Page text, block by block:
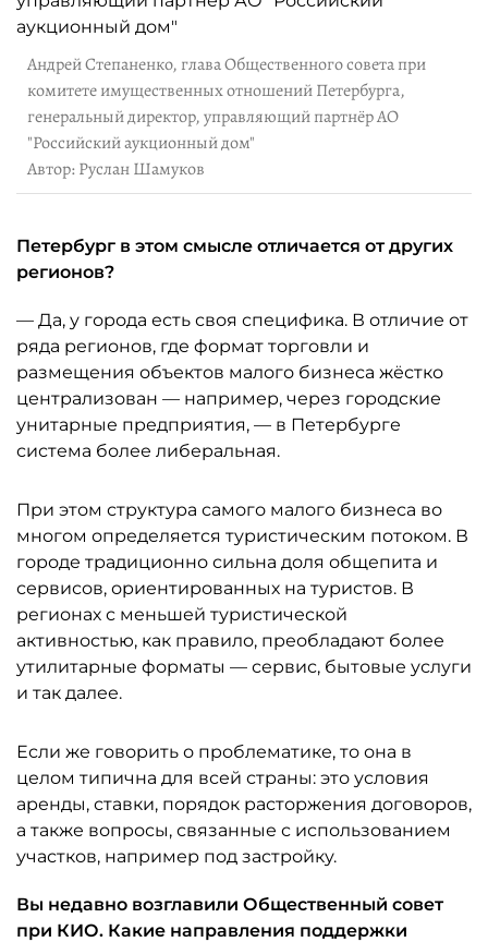
Андрей Степаненко, глава Общественного совета при
комитете имущественных отношений Петербурга,
генеральный директор, управляющий партнёр АО
"Российский аукционный дом"
Автор: Руслан Шамуков
Петербург в этом смысле отличается от других
регионов?
— Да, у города есть своя специфика. В отличие от
ряда регионов, где формат торговли и
размещения объектов малого бизнеса жёстко
централизован — например, через городские
унитарные предприятия, — в Петербурге
система более либеральная.
При этом структура самого малого бизнеса во
многом определяется туристическим потоком. В
городе традиционно сильна доля общепита и
сервисов, ориентированных на туристов. В
регионах с меньшей туристической
активностью, как правило, преобладают более
утилитарные форматы — сервис, бытовые услуги
и так далее.
Если же говорить о проблематике, то она в
целом типична для всей страны: это условия
аренды, ставки, порядок расторжения договоров,
а также вопросы, связанные с использованием
участков, например под застройку.
Вы недавно возглавили Общественный совет
при КИО. Какие направления поддержки